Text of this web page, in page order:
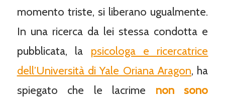
momento triste, si liberano ugualmente.
In una ricerca da lei stessa condotta e
pubblicata, la psicologa e ricercatrice
dell’Università di Yale Oriana Aragon, ha
spiegato che le lacrime non sono